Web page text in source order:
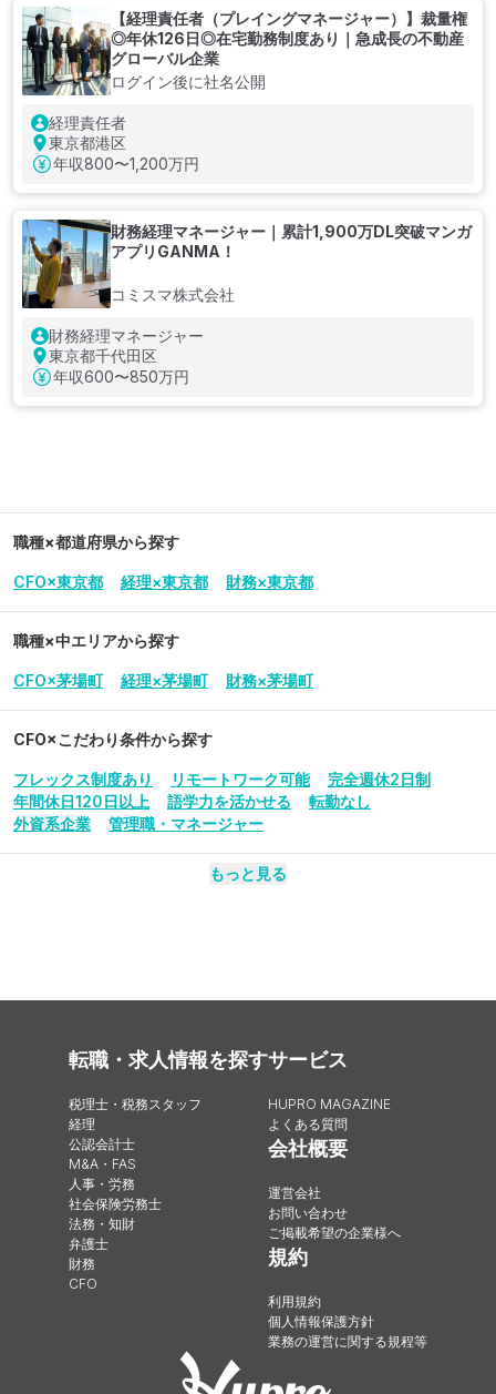
【経理責任者（プレイングマネージャー）】裁量権
◎年休126日◎在宅勤務制度あり｜急成長の不動産
グローバル企業
ログイン後に社名公開
経理責任者
東京都港区
年収800〜1,200万円
財務経理マネージャー｜累計1,900万DL突破マンガ
アプリGANMA！
コミスマ株式会社
財務経理マネージャー
東京都千代田区
年収600〜850万円
職種×都道府県から探す
CFO×東京都 経理×東京都 財務×東京都
職種×中エリアから探す
CFO×茅場町 経理×茅場町 財務×茅場町
CFO×こだわり条件から探す
フレックス制度あり リモートワーク可能
完全週休2日制
年間休日120日以上
語学力を活かせる
転勤なし
外資系企業
管理職・マネージャー
もっと見る
転職・求人情報を探す
税理士・税務スタッフ
経理
公認会計士
M&A・FAS
人事・労務
社会保険労務士
法務・知財
弁護士
財務
CFO
サービス
HUPRO MAGAZINE
よくある質問
会社概要
運営会社
お問い合わせ
ご掲載希望の企業様へ
規約
利用規約
個人情報保護方針
業務の運営に関する規程等